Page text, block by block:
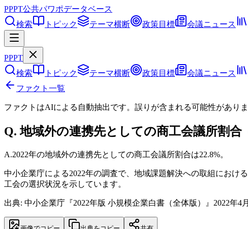
PPPT公共パワポデータベース
検索
トピック テーマ横断 政策目標 会議ニュース
PPPT
検索
トピック テーマ横断 政策目標 会議ニュース
ファクト一覧
ファクトはAIによる自動抽出です。誤りが含まれる可能性があり
Q.地域外の連携先としての商工会議所割合
A.2022年の地域外の連携先としての商工会議所割合は22.8%。
中小企業庁による2022年の調査で、地域課題解決への取組におけ
工会の選択状況を示しています。
出典: 中小企業庁『2022年版 小規模企業白書（全体版）』2022年4